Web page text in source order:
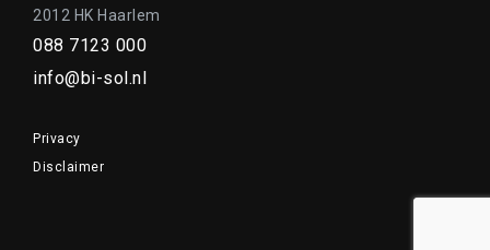
2012 HK Haarlem
088 7123 000
info@bi-sol.nl
Privacy
Disclaimer